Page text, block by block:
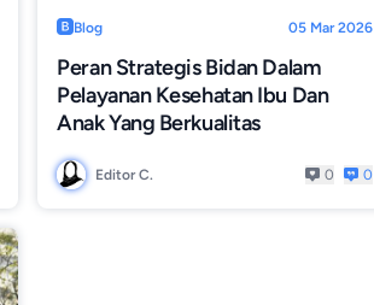
Blog 05 Mar 2026
Peran Strategis Bidan Dalam
Pelayanan Kesehatan Ibu Dan
Anak Yang Berkualitas
Editor C. 0 0